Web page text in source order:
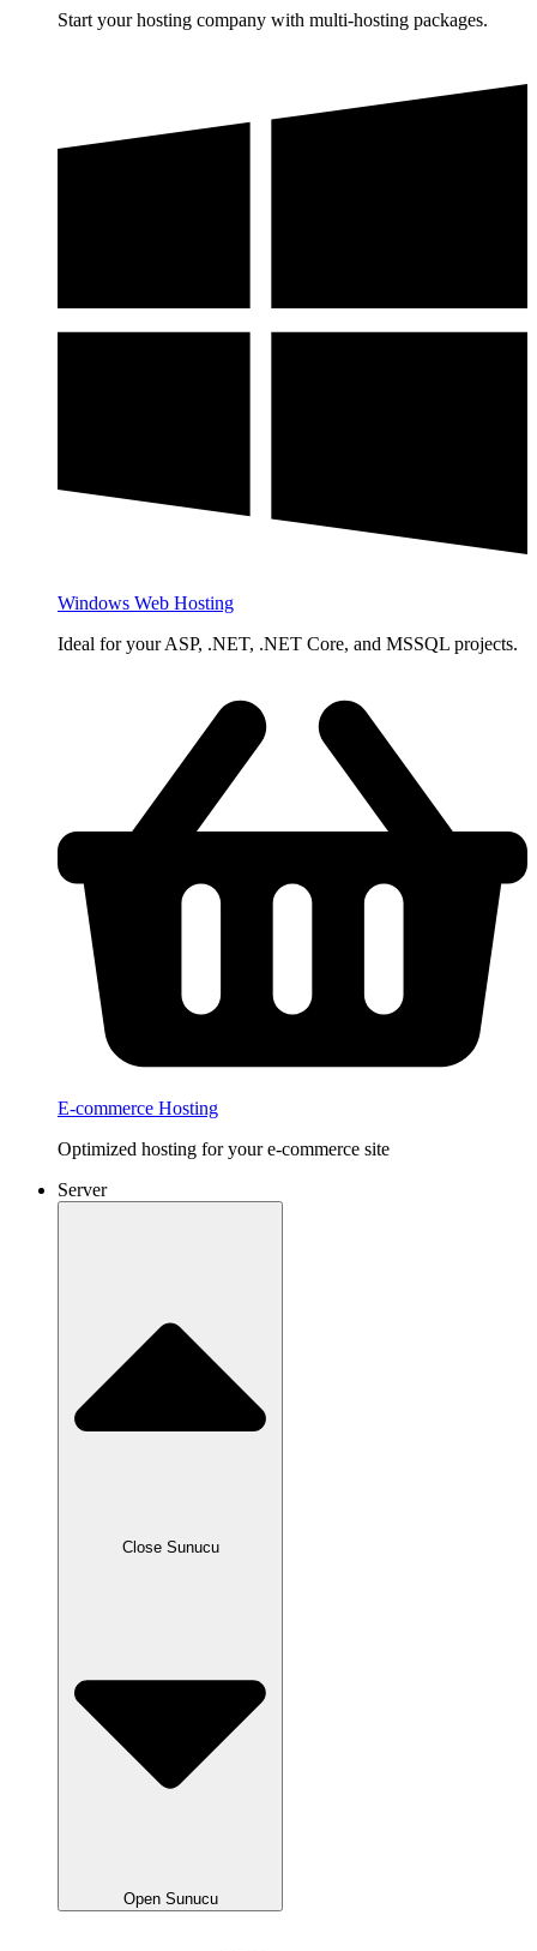
Start your hosting company with multi-hosting packages.
Windows Web Hosting
Ideal for your ASP, .NET, .NET Core, and MSSQL projects.
E-commerce Hosting
Optimized hosting for your e-commerce site
Server
Close Sunucu
Open Sunucu